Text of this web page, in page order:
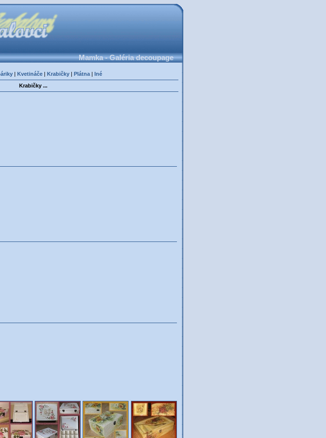
Mamka - Galéria decoupage
| Kvetináče| Krabičky| Plátna| Iné
Krabičky ...